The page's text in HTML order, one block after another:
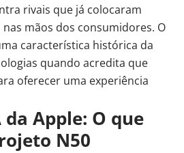
rivais que já colocaram
mãos dos consumidores. O
característica histórica da
quando acredita que
oferecer uma experiência
Apple: O que
N50